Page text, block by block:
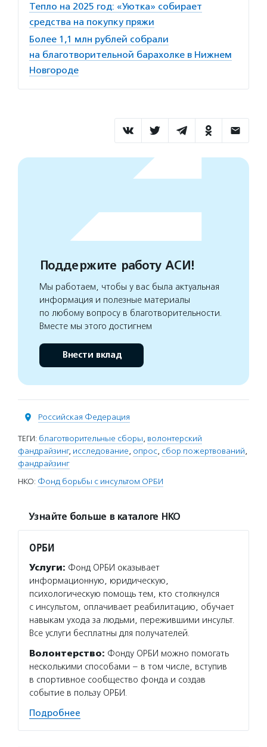
Тепло на 2025 год: «Уютка» собирает
средства на покупку пряжи
Более 1,1 млн рублей собрали
на благотворительной барахолке в Нижнем
Новгороде
Поддержите работу АСИ!
Мы работаем, чтобы у вас была актуальная
информация и полезные материалы
по любому вопросу в благотворительности.
Вместе мы этого достигнем
Внести вклад
Российская Федерация
ТЕГИ: благотворительные сборы, волонтерский
фандрайзинг, исследование, опрос, сбор пожертвований,
фандрайзинг
НКО: Фонд борьбы с инсультом ОРБИ
Узнайте больше в каталоге НКО
ОРБИ
Услуги: Фонд ОРБИ оказывает
информационную, юридическую,
психологическую помощь тем, кто столкнулся
с инсультом, оплачивает реабилитацию, обучает
навыкам ухода за людьми, пережившими инсульт.
Все услуги бесплатны для получателей.
Волонтерство: Фонду ОРБИ можно помогать
несколькими способами – в том числе, вступив
в спортивное сообщество фонда и создав
событие в пользу ОРБИ.
Подробнее